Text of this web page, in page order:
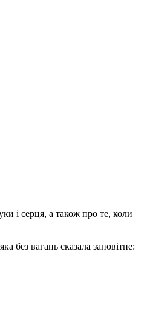
і серця, а також про те, коли
без вагань сказала заповітне: